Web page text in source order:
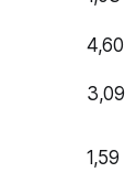
4,60
3,09
1,59